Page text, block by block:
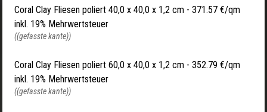
Coral Clay Fliesen poliert 40,0 x 40,0 x 1,2 cm - 371.57 €/qm
inkl. 19% Mehrwertsteuer
((gefasste kante))
Coral Clay Fliesen poliert 60,0 x 40,0 x 1,2 cm - 352.79 €/qm
inkl. 19% Mehrwertsteuer
((gefasste kante))